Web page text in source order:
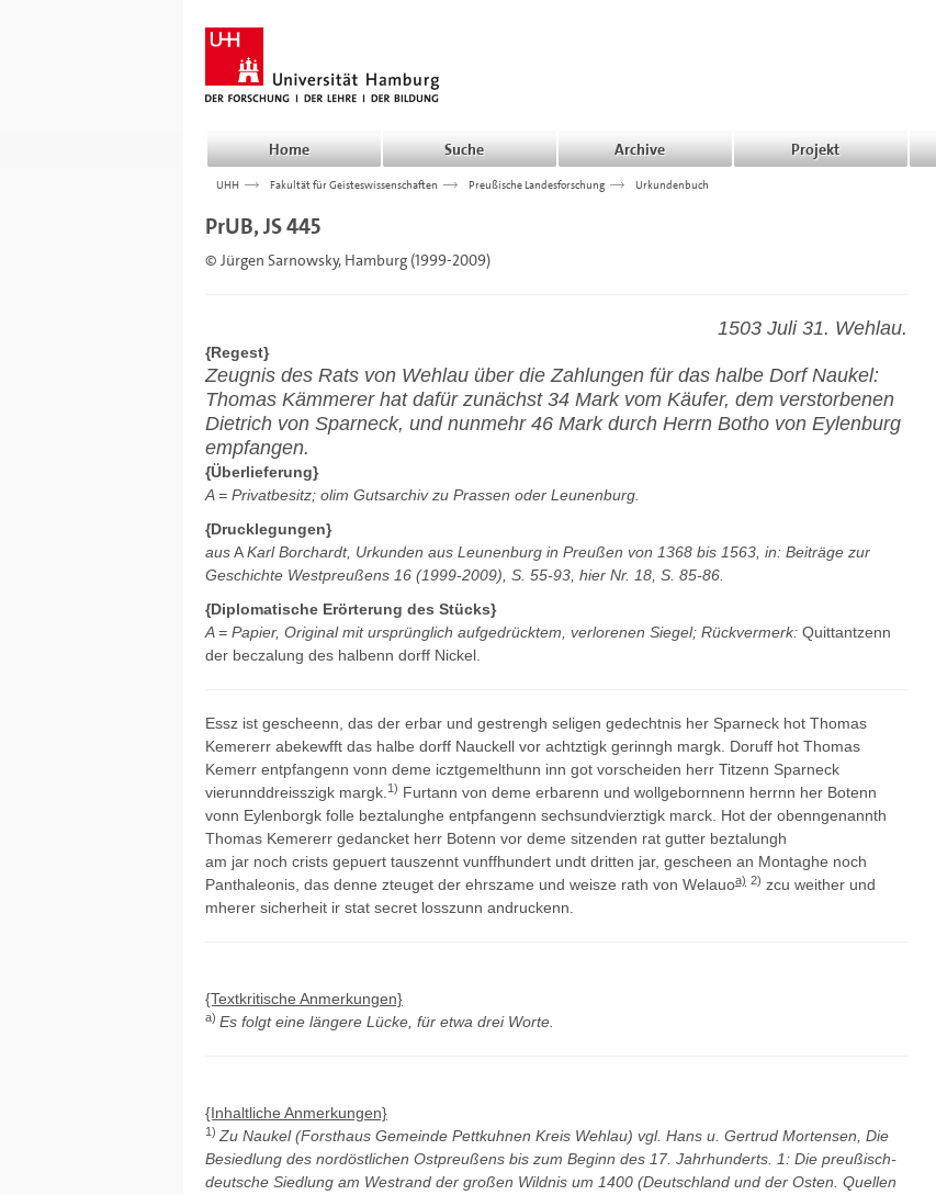
Home Suche Archive Projekt
UHH >>> Fakultät für Geisteswissenschaften >>> Preußische Landesforschung >>> Urkundenbuch
PrUB, JS 445
© Jürgen Sarnowsky, Hamburg (1999-2009)
1503 Juli 31. Wehlau.
{Regest}
Zeugnis des Rats von Wehlau über die Zahlungen für das halbe Dorf Naukel:
Thomas Kämmerer hat dafür zunächst 34 Mark vom Käufer, dem verstorbenen
Dietrich von Sparneck, und nunmehr 46 Mark durch Herrn Botho von Eylenburg
empfangen.
{Überlieferung}
A = Privatbesitz; olim Gutsarchiv zu Prassen oder Leunenburg.
{Drucklegungen}
ausAKarl Borchardt, Urkunden aus Leunenburg in Preußen von 1368 bis 1563, in: Beiträge zur
Geschichte Westpreußens 16 (1999-2009), S. 55-93, hier Nr. 18, S. 85-86.
{Diplomatische Erörterung des Stücks}
A = Papier, Original mit ursprünglich aufgedrücktem, verlorenen Siegel; Rückvermerk: Quittantzenn
der beczalung des halbenn dorff Nickel.
Essz ist gescheenn, das der erbar und gestrengh seligen gedechtnis her Sparneck hot Thomas
Kemererr abekewfft das halbe dorff Nauckell vor achtztigk gerinngh margk. Doruff hot Thomas
Kemerr entpfangenn vonn deme icztgemelthunn inn got vorscheiden herr Titzenn Sparneck
vierunnddreisszigk margk. 1) Furtann von deme erbarenn und wollgebornnenn herrnn her Botenn
vonn Eylenborgk folle beztalunghe entpfangenn sechsundvierztigk marck. Hot der obenngenannth
Thomas Kemererr gedancket herr Botenn vor deme sitzenden rat gutter beztalungh
am jar noch crists gepuert tauszennt vunffhundert undt dritten jar, gescheen an Montaghe noch
Panthaleonis, das denne zteuget der ehrszame und weisze rath von Welauoa) 2) zcu weither und
mherer sicherheit ir stat secret losszunn andruckenn.
{Textkritische Anmerkungen}
a) Es folgt eine längere Lücke, für etwa drei Worte.
{Inhaltliche Anmerkungen}
1) Zu Naukel (Forsthaus Gemeinde Pettkuhnen Kreis Wehlau) vgl. Hans u. Gertrud Mortensen, Die
Besiedlung des nordöstlichen Ostpreußens bis zum Beginn des 17. Jahrhunderts. 1: Die preußisch-
deutsche Siedlung am Westrand der großen Wildnis um 1400 (Deutschland und der Osten. Quellen